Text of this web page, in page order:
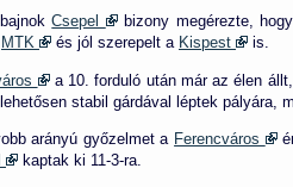
Csepel bizony megérezte,
MTK és jól szerepelt a Kispest is.
a 10. forduló után már az élen
stabil gárdával léptek pályára,
arányú győzelmet a Ferencváros
kaptak ki 11-3-ra.